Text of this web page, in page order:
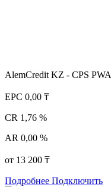
AlemCredit KZ - CPS PWA
EPC 0,00 ₸
CR 1,76 %
AR 0,00 %
от 13 200 ₸
Подробнее Подключить